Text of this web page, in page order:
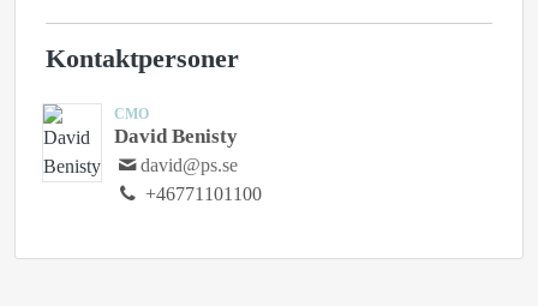
Kontaktpersoner
CMO
David Benisty
david@ps.se
+46771101100